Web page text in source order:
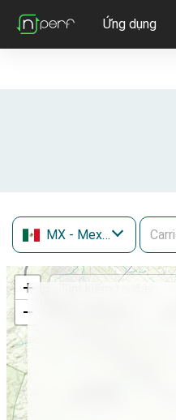
Ứng dụng
MX - Mexico
+
−